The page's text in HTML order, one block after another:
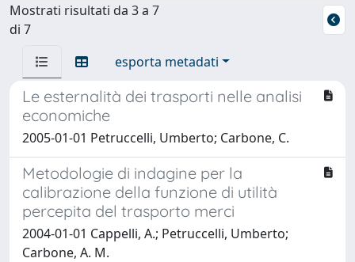
Mostrati risultati da 3 a 7
di 7
esporta metadati
Le esternalità dei trasporti nelle analisi
economiche
2005-01-01 Petruccelli, Umberto; Carbone, C.
Metodologie di indagine per la
calibrazione della funzione di utilità
percepita del trasporto merci
2004-01-01 Cappelli, A.; Petruccelli, Umberto;
Carbone, A. M.